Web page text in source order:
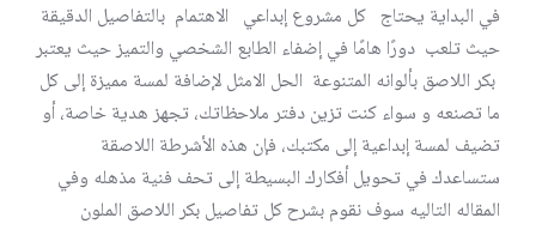
في البداية يحتاج كل مشروع إبداعي الاهتمام بالتفاصيل الدقيقة
حيث تلعب دورًا هامًا في إضفاء الطابع الشخصي والتميز حيث يعتبر
بكر اللاصق بألوانه المتنوعة الحل الامثل لإضافة لمسة مميزة إلى كل
ما تصنعه و سواء كنت تزين دفتر ملاحظاتك، تجهز هدية خاصة، أو
تضيف لمسة إبداعية إلى مكتبك، فإن هذه الأشرطة اللاصقة
ستساعدك في تحويل أفكارك البسيطة إلى تحف فنية مذهله وفي
المقاله التاليه سوف نقوم بشرح كل تفاصيل بكر اللاصق الملون